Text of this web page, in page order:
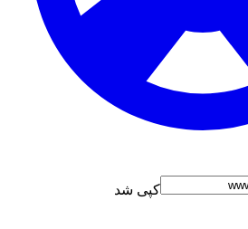
کپی شد